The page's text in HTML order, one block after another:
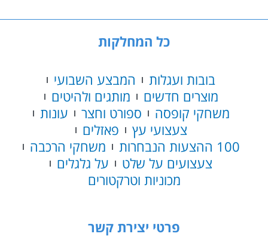
כל המחלקות
בובות ועגלות
המבצע השבועי
מוצרים חדשים
מותגים ולהיטים
משחקי קופסה
ספורט וחצר
עונות
צעצועי עץ
פאזלים
100 ההצעות הנבחרות
משחקי הרכבה
צעצועים על שלט
על גלגלים
מכוניות וטרקטורים
פרטי יצירת קשר